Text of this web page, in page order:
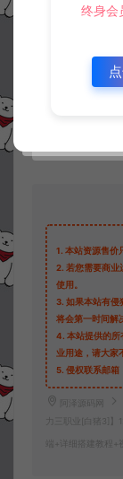
1. 本站资源售价
2. 若您需要商业
使用。
3. 如果本站有侵
将会第一时间解
4. 本站提供的所
业用途，请大家
5. 侵权联系邮
阿泽源码网
力三职业[白猪3]】
端+详细搭建教程+
终身会